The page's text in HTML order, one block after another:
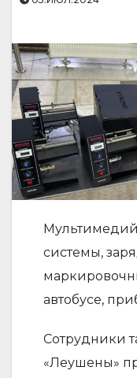
системы,
автобусе,
Сотрудники
«Леушены»